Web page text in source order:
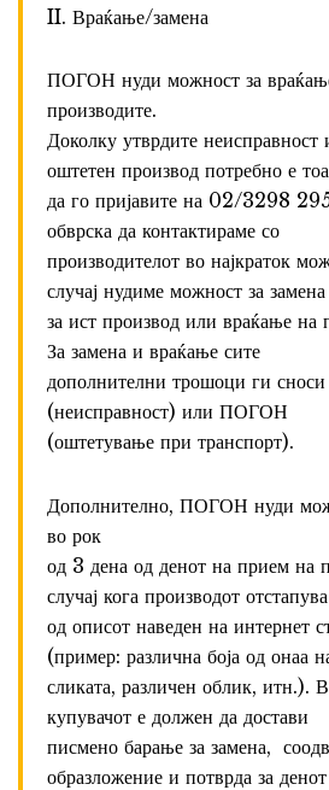
II. Враќање/замена
ПОГОН нуди можност за
производите.
Доколку утврдите неисправност
оштетен производ потребно е тоа
да го пријавите на 02/3298
обврска да контактираме со
производителот во најкраток
случај нудиме можност за замена
за ист производ или враќање на
За замена и враќање сите
дополнителни трошоци ги сноси
(неисправност) или ПОГОН
(оштетување при транспорт).
Дополнително, ПОГОН нуди
во рок
од 3 дена од денот на прием на
случај кога производот отстапува
од описот наведен на интернет
(пример: различна боја од онаа
сликата, различен облик, итн.).
купувачот е должен да достави
писмено барање за замена,
образложение и потврда за